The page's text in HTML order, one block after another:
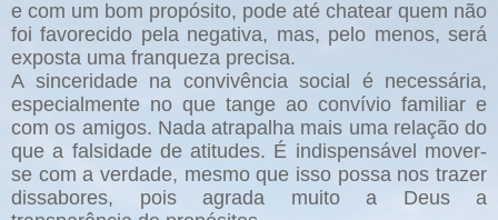
e com um bom propósito, pode até chatear quem não
foi favorecido pela negativa, mas, pelo menos, será
exposta uma franqueza precisa.
A sinceridade na convivência social é necessária,
especialmente no que tange ao convívio familiar e
com os amigos. Nada atrapalha mais uma relação do
que a falsidade de atitudes. É indispensável mover-
se com a verdade, mesmo que isso possa nos trazer
dissabores, pois agrada muito a Deus a